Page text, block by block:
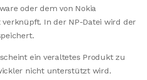
oder dem von Nokia
In der NP-Datei wird der
ein veraltetes Produkt zu
nicht unterstützt wird.